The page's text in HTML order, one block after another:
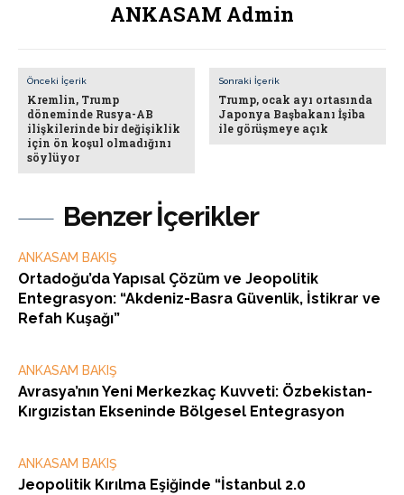
Benzer İçerikler
ANKASAM BAKIŞ
Ortadoğu’da Yapısal Çözüm ve Jeopolitik
Entegrasyon: “Akdeniz-Basra Güvenlik, İstikrar ve
Refah Kuşağı”
ANKASAM BAKIŞ
Avrasya’nın Yeni Merkezkaç Kuvveti: Özbekistan-
Kırgızistan Ekseninde Bölgesel Entegrasyon
ANKASAM BAKIŞ
Jeopolitik Kırılma Eşiğinde “İstanbul 2.0
ANKASAM Admin
Önceki İçerik
Kremlin, Trump
döneminde Rusya-AB
ilişkilerinde bir değişiklik
için ön koşul olmadığını
söylüyor
Sonraki İçerik
Trump, ocak ayı ortasında
Japonya Başbakanı İşiba
ile görüşmeye açık